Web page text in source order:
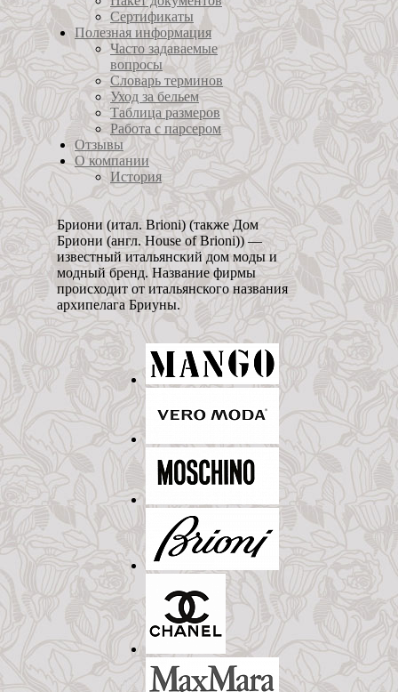
Сертификаты
Полезная информация
Часто задаваемые
вопросы
Словарь терминов
Уход за бельем
Таблица размеров
Работа с парсером
Отзывы
О компании
История
Бриони (итал. Brioni) (также Дом
Бриони (англ. House of Brioni)) —
известный итальянский дом моды и
модный бренд. Название фирмы
происходит от итальянского названия
архипелага Бриуны.